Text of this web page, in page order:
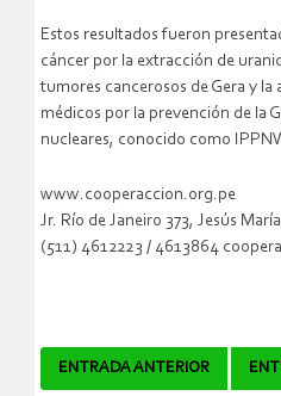
Estos resultados fueron
cáncer por la extracción de
tumores cancerosos de Gera y
médicos por la prevención de la
nucleares, conocido como
www.cooperaccion.org.pe
Jr. Río de Janeiro 373, Jesús
(511) 4612223 / 4613864
Navegador
ENTRADA ANTERIOR